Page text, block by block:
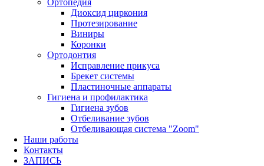
Ортопедия
Диоксид циркония
Протезирование
Виниры
Коронки
Ортодонтия
Исправление прикуса
Брекет системы
Пластиночные аппараты
Гигиена и профилактика
Гигиена зубов
Отбеливание зубов
Отбеливающая система "Zoom"
Наши работы
Контакты
ЗАПИСЬ
Ортопедия
Протезирование
Протезирование
В нашей клинике — все условия для
протезирования зубов по европейским стандартам!
С развитием стоматологии и рынка медицинских услуг